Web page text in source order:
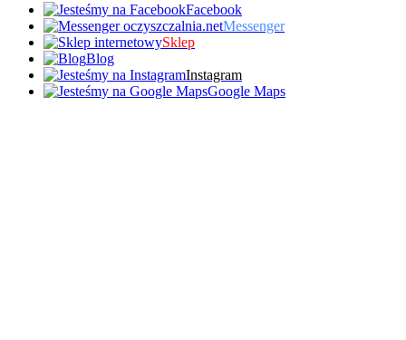
Facebook
Messenger
Sklep
Blog
Instagram
Google Maps